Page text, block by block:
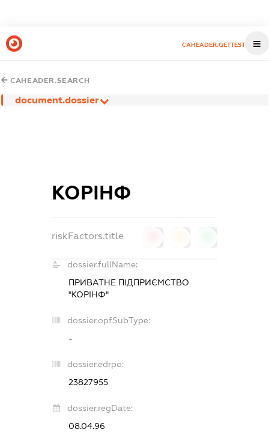
CAHEADER.GETTEST
CAHEADER.SEARCH
document.dossier
КОРІНФ
riskFactors.title
dossier.fullName:
ПРИВАТНЕ ПІДПРИЄМСТВО
"КОРІНФ"
dossier.opfSubType:
-
dossier.edrpo:
23827955
dossier.regDate:
08.04.96